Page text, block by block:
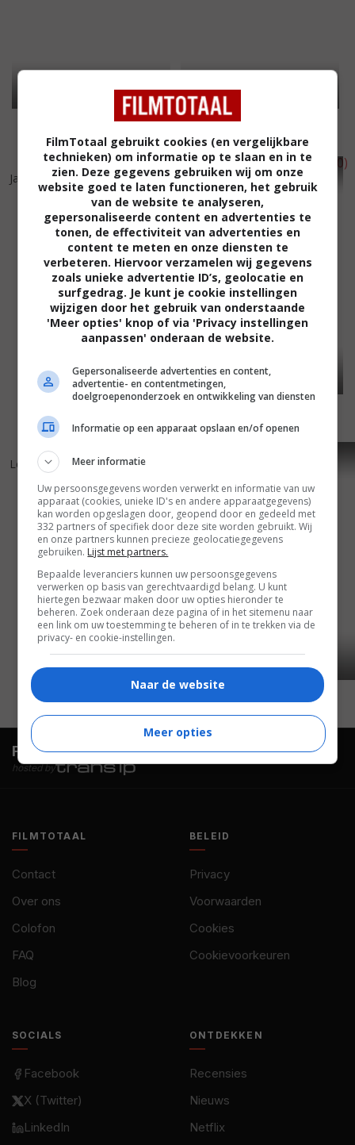
4, 0
Jason X (2001) 3,7
On Hostile Ground (2000)
6 4
Lethal Vows (1999)
FilmTotaal.Hét online filmoverzicht.
hosted by
FILMTOTAAL
Contact
Over ons
Colofon
FAQ
Blog
BELEID
Privacy
Voorwaarden
Cookies
Cookievoorkeuren
SOCIALS
Facebook
X (Twitter)
LinkedIn
ONTDEKKEN
Recensies
Nieuws
Netflix
FilmTotaal gebruikt cookies (en vergelijkbare
technieken) om informatie op te slaan en in te
zien. Deze gegevens gebruiken wij om onze
website goed te laten functioneren, het gebruik
van de website te analyseren,
gepersonaliseerde content en advertenties te
tonen, de effectiviteit van advertenties en
content te meten en onze diensten te
verbeteren. Hiervoor verzamelen wij gegevens
zoals unieke advertentie ID’s, geolocatie en
surfgedrag. Je kunt je cookie instellingen
wijzigen door het gebruik van onderstaande
'Meer opties' knop of via 'Privacy instellingen
aanpassen' onderaan de website.
Gepersonaliseerde advertenties en content,
advertentie- en contentmetingen,
doelgroepenonderzoek en ontwikkeling van diensten
Informatie op een apparaat opslaan en/of openen
Meer informatie
Uw persoonsgegevens worden verwerkt en informatie van uw
apparaat (cookies, unieke ID's en andere apparaatgegevens)
kan worden opgeslagen door, geopend door en gedeeld met
332 partners of specifiek door deze site worden gebruikt. Wij
en onze partners kunnen precieze geolocatiegegevens
gebruiken. Lijst met partners.
Bepaalde leveranciers kunnen uw persoonsgegevens
verwerken op basis van gerechtvaardigd belang. U kunt
hiertegen bezwaar maken door uw opties hieronder te
beheren. Zoek onderaan deze pagina of in het sitemenu naar
een link om uw toestemming te beheren of in te trekken via de
privacy- en cookie-instellingen.
Naar de website
Meer opties